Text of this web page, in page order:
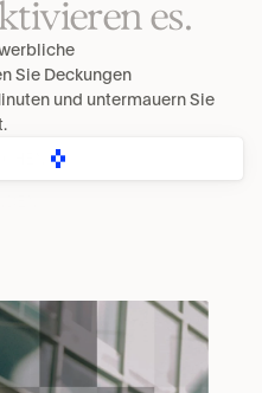
es.
Sie Deckungen
und untermauern Sie